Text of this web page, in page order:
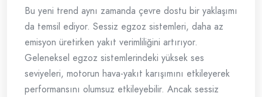
Bu yeni trend aynı zamanda çevre dostu bir yaklaşımı
da temsil ediyor. Sessiz egzoz sistemleri, daha az
emisyon üretirken yakıt verimliliğini artırıyor.
Geleneksel egzoz sistemlerindeki yüksek ses
seviyeleri, motorun hava-yakıt karışımını etkileyerek
performansını olumsuz etkileyebilir. Ancak sessiz